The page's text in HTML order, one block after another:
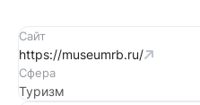
Сайт
https://museumrb.ru/
Сфера
Туризм